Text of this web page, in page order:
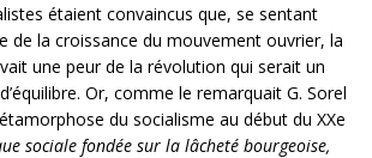
étaient convaincus que, se sentant
de la croissance du mouvement ouvrier, la
une peur de la révolution qui serait un
Or, comme le remarquait G. Sorel
du socialisme au début du XXe
sociale fondée sur la lâcheté bourgeoise,